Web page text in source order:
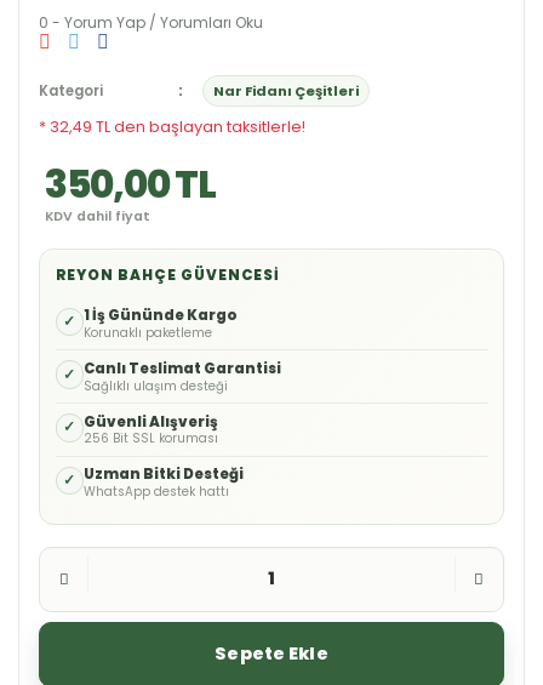
0 - Yorum Yap / Yorumları Oku
Kategori Nar Fidanı Çeşitleri
* 32,49 TL den başlayan taksitlerle!
350,00 TL
KDV dahil fiyat
REYON BAHÇE GÜVENCESI
✓ 1 İş Gününde Kargo
Korunaklı paketleme
✓ Canlı Teslimat Garantisi
Sağlıklı ulaşım desteği
✓ Güvenli Alışveriş
256 Bit SSL koruması
✓ Uzman Bitki Desteği
WhatsApp destek hattı
Sepete Ekle